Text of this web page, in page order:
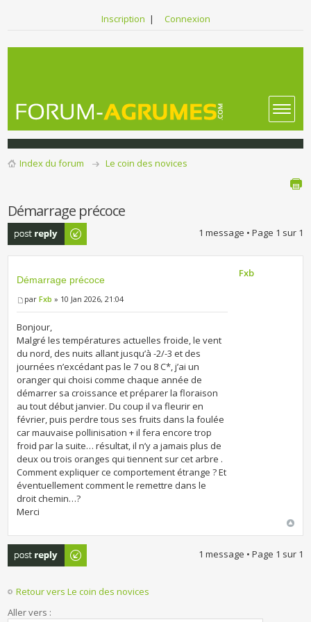
Inscription | Connexion
Index du forum Le coin des novices
Démarrage précoce
Publier une
réponse
1 message • Page 1 sur 1
Démarrage précoce
parFxb » 10 Jan 2026, 21:04
Bonjour,
Malgré les températures actuelles froide, le vent
du nord, des nuits allant jusqu’à -2/-3 et des
journées n’excédant pas le 7 ou 8 C*, j’ai un
oranger qui choisi comme chaque année de
démarrer sa croissance et préparer la floraison
au tout début janvier. Du coup il va fleurir en
février, puis perdre tous ses fruits dans la foulée
car mauvaise pollinisation + il fera encore trop
froid par la suite… résultat, il n’y a jamais plus de
deux ou trois oranges qui tiennent sur cet arbre .
Comment expliquer ce comportement étrange ? Et
éventuellement comment le remettre dans le
droit chemin…?
Merci
Fxb
Publier une
réponse
1 message • Page 1 sur 1
Retour vers Le coin des novices
Aller vers :